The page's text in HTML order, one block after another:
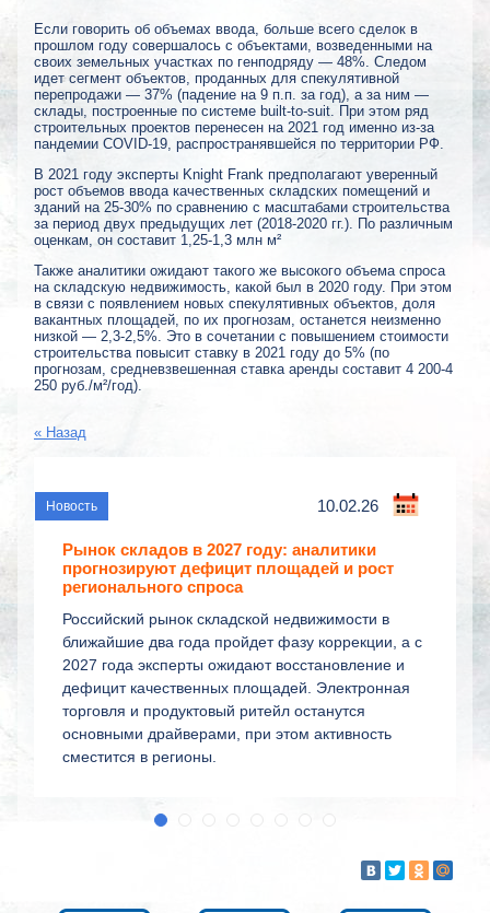
Если говорить об объемах ввода, больше всего сделок в
прошлом году совершалось с объектами, возведенными на
своих земельных участках по генподряду — 48%. Следом
идет сегмент объектов, проданных для спекулятивной
перепродажи — 37% (падение на 9 п.п. за год), а за ним —
склады, построенные по системе built-to-suit. При этом ряд
строительных проектов перенесен на 2021 год именно из-за
пандемии COVID-19, распространявшейся по территории РФ.
В 2021 году эксперты Knight Frank предполагают уверенный
рост объемов ввода качественных складских помещений и
зданий на 25-30% по сравнению с масштабами строительства
за период двух предыдущих лет (2018-2020 гг.). По различным
оценкам, он составит 1,25-1,3 млн м²
Также аналитики ожидают такого же высокого объема спроса
на складскую недвижимость, какой был в 2020 году. При этом
в связи с появлением новых спекулятивных объектов, доля
вакантных площадей, по их прогнозам, останется неизменно
низкой — 2,3-2,5%. Это в сочетании с повышением стоимости
строительства повысит ставку в 2021 году до 5% (по
прогнозам, средневзвешенная ставка аренды составит 4 200-4
250 руб./м²/год).
« Назад
10.02.26
Рынок складов в 2027 году: аналитики
прогнозируют дефицит площадей и рост
регионального спроса
Российский рынок складской недвижимости в
ближайшие два года пройдет фазу коррекции, а с
2027 года эксперты ожидают восстановление и
дефицит качественных площадей. Электронная
торговля и продуктовый ритейл останутся
основными драйверами, при этом активность
сместится в регионы.